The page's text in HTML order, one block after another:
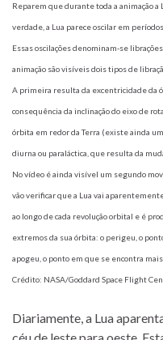
Reparem que durante toda a animação a
verdade, a Lua parece oscilar em
Essas oscilações denominam-se
animação são visíveis dois tipos de
A primeira resulta da excentricidade da
consequência da inclinação do eixo de
órbita em redor da Terra (existe ainda
diurna ou paraláctica, que resulta da
No vídeo é ainda visível um segundo
vão verificar que a Lua vai
ao longo de cada revolução orbital e é
extremos da sua órbita: o perigeu, o
apogeu, o ponto em que se encontra
Crédito: NASA/Goddard Space Flight
Diariamente, a Lua